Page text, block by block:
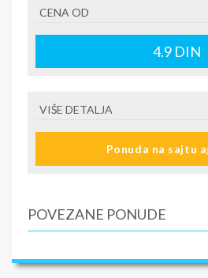
14.06. 21.06. 28.06. 05.07. 12.07.
Smeštaj na bazi odabrane usluge
CENA OD
4.9DIN
VIŠE DETALJA
Ponuda na sajtu
POVEZANE PONUDE